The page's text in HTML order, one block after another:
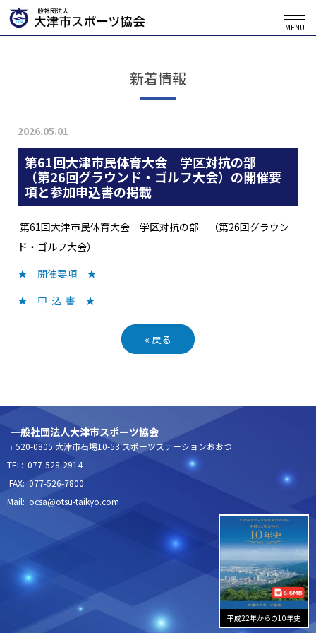
MENU
新着情報
2026.05.01
第61回大津市民体育大会 学区対抗の部
（第26回グラウンド・ゴルフ大会）の開催要
項と参加申込書の掲載
第61回大津市民体育大会 学区対抗の部 （第26回グラウン
ド・ゴルフ大会）
★ 開催要項 ★
★ 申 込 書 ★
« 戻る
一般社団法人大津市スポーツ協会
〒520-0805 大津市石場10-53 スポーツステーションおおつ
TEL: 077-528-2914
FAX: 077-526-7800
Mail: ocsa@otsu-taikyo.com
平成22年からの10年史